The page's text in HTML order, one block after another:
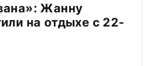
Жанну
на отдыхе с 22-